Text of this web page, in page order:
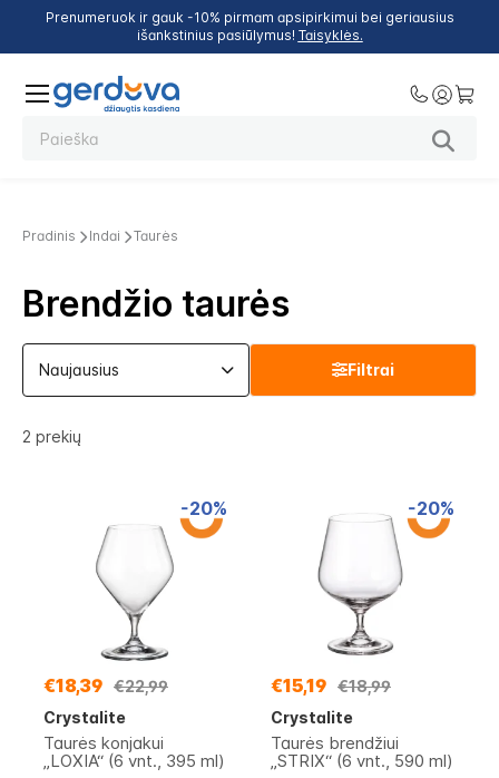
Prenumeruok ir gauk -10% pirmam apsipirkimui bei geriausius
išankstinius pasiūlymus! Taisyklės.
Pradinis Indai Taurės
Brendžio taurės
2 prekių
Filtrai
-20%
€18,39 €22,99
Crystalite
Taurės konjakui
„LOXIA“ (6 vnt., 395 ml)
-20%
€15,19 €18,99
Crystalite
Taurės brendžiui
„STRIX“ (6 vnt., 590 ml)